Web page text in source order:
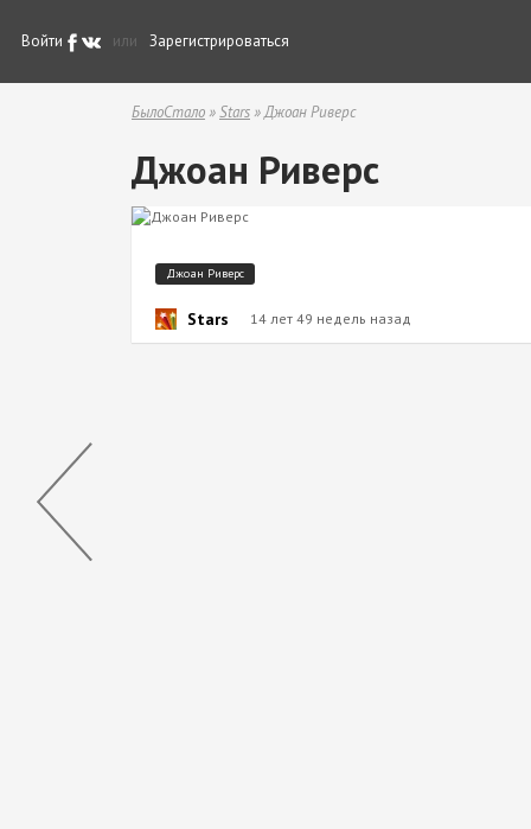
Войти или Зарегистрироваться
БылоСтало »Stars » Джоан Риверс
Джоан Риверс
Джоан Риверс
Stars 14 лет 49 недель назад